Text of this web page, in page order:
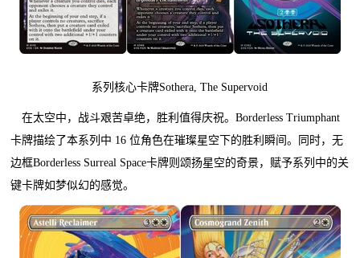
系列核心卡牌Sothera, The Supervoid
在太空中，战斗艰苦卓绝，胜利值得庆祝。Borderless Triumphant
卡牌描绘了本系列中 16 位角色在璀璨星空下的胜利瞬间。同时，无
边框Borderless Surreal Space卡牌则颂扬星空的奇景，赋予系列中的关
键卡牌如梦似幻的感觉。